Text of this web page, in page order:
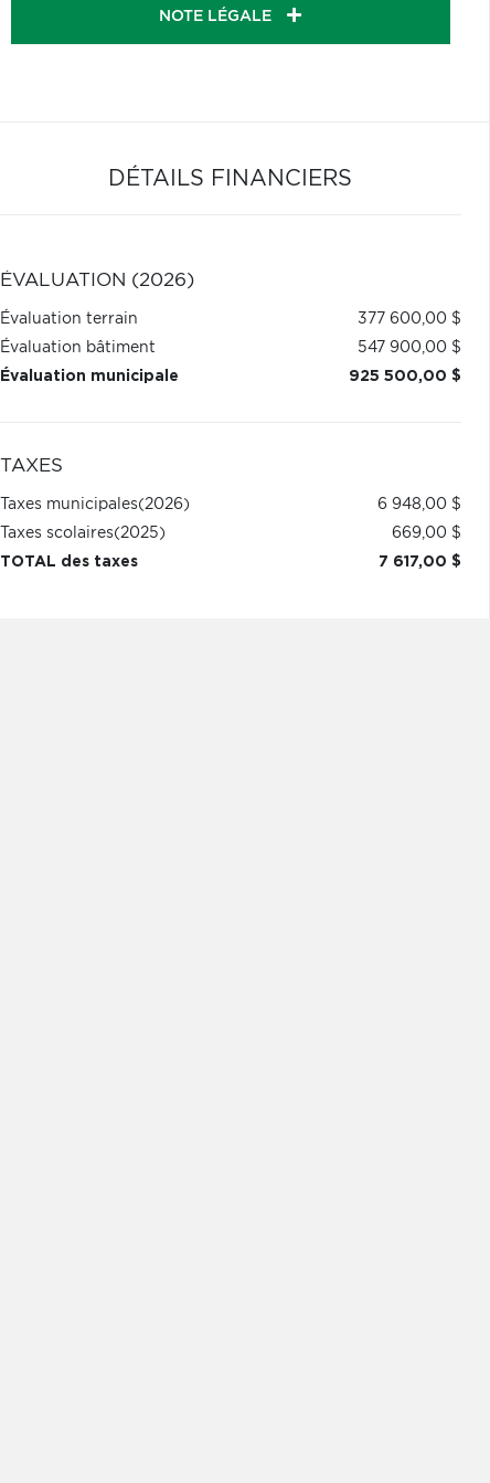
NOTE LÉGALE
DÉTAILS FINANCIERS
ÉVALUATION (2026)
Évaluation terrain
377 600,00 $
Évaluation bâtiment
547 900,00 $
Évaluation municipale
925 500,00 $
TAXES
Taxes municipales(2026)
6 948,00 $
Taxes scolaires(2025)
669,00 $
TOTAL des taxes
7 617,00 $